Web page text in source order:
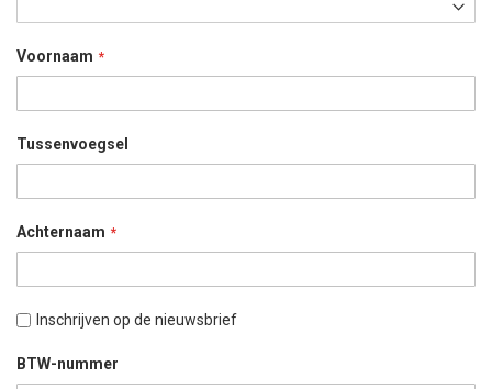
Voornaam
Tussenvoegsel
Achternaam
Inschrijven op de nieuwsbrief
BTW-nummer